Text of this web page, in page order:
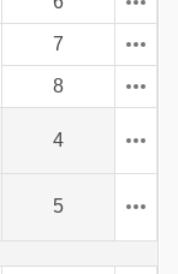
7
8
4
5